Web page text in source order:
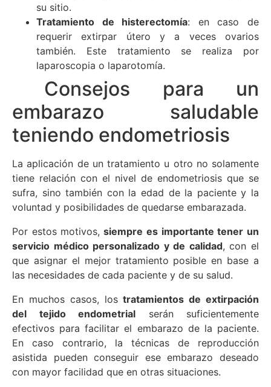
su sitio.
Tratamiento de histerectomía: en caso de
requerir extirpar útero y a veces ovarios
también. Este tratamiento se realiza por
laparoscopia o laparotomía.
Consejos para un
embarazo saludable
teniendo endometriosis
La aplicación de un tratamiento u otro no solamente
tiene relación con el nivel de endometriosis que se
sufra, sino también con la edad de la paciente y la
voluntad y posibilidades de quedarse embarazada.
Por estos motivos, siempre es importante tener un
servicio médico personalizado y de calidad, con el
que asignar el mejor tratamiento posible en base a
las necesidades de cada paciente y de su salud.
En muchos casos, los tratamientos de extirpación
del tejido endometrial serán suficientemente
efectivos para facilitar el embarazo de la paciente.
En caso contrario, la técnicas de reproducción
asistida pueden conseguir ese embarazo deseado
con mayor facilidad que en otras situaciones.